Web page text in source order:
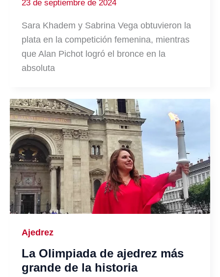
23 de septiembre de 2024
Sara Khadem y Sabrina Vega obtuvieron la
plata en la competición femenina, mientras
que Alan Pichot logró el bronce en la
absoluta
Ajedrez
La Olimpiada de ajedrez más
grande de la historia